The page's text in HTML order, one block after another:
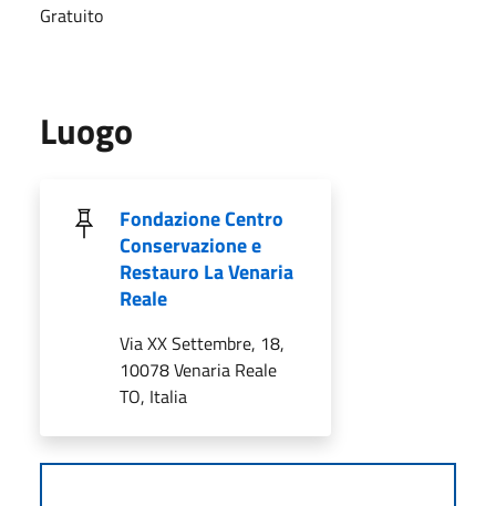
Gratuito
Luogo
Fondazione Centro
Conservazione e
Restauro La Venaria
Reale
Via XX Settembre, 18,
10078 Venaria Reale
TO, Italia